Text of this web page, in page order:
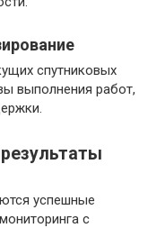
спутниковых
выполнения работ,
успешные
с